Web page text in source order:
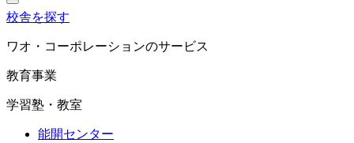
校舎を探す
ワオ・コーポレーションのサービス
教育事業
学習塾・教室
能開センター